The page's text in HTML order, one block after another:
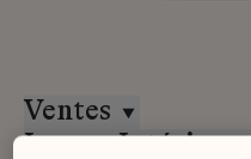
Ventes
Lesage Intérieurs